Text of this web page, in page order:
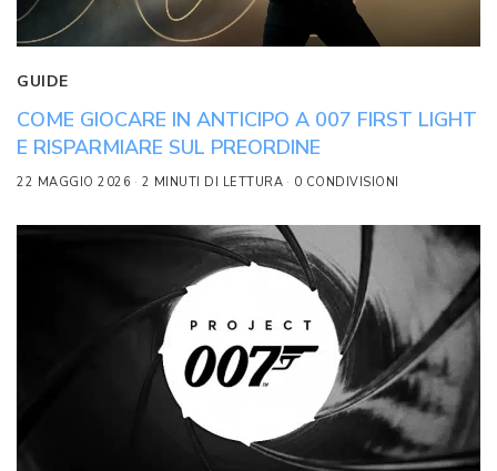
GUIDE
COME GIOCARE IN ANTICIPO A 007 FIRST LIGHT
E RISPARMIARE SUL PREORDINE
22 MAGGIO 2026 2 MINUTI DI LETTURA 0 CONDIVISIONI